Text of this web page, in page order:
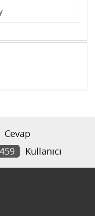
Cevap
Kullanıcı